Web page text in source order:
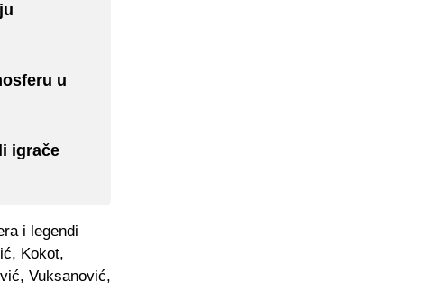
u
igrače
i legendi
Kokot,
Vuksanović,